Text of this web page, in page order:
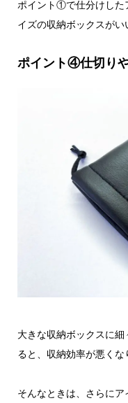
ポイント①で仕分けした
イズの収納ボックスがい
ポイント④仕切り
大きな収納ボックスに
ると、収納効率が悪くな
そんなときは、さらに